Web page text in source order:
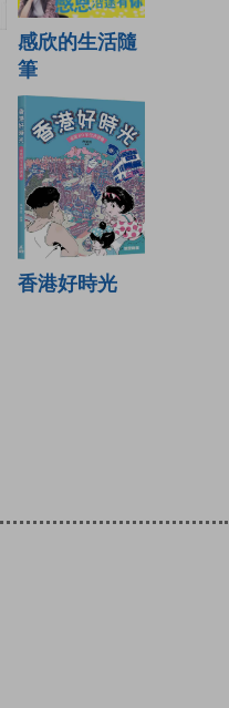
感欣的生活隨
筆
香港好時光